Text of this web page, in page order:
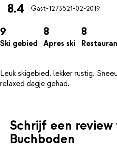
8.4 Gast-1273521-02-2019
9
Ski gebied
8
Apres ski
8
Leuk skigebied, lekker rustig.
Schrijf een
Buchboden